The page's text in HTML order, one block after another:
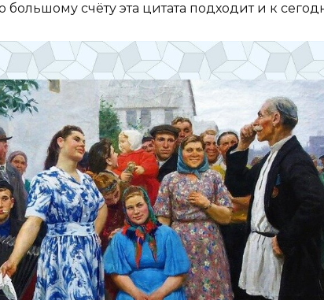
большому счёту эта цитата подходит и к